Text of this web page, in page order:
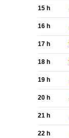
15 h
16 h
17 h
18 h
19 h
20 h
21 h
22 h